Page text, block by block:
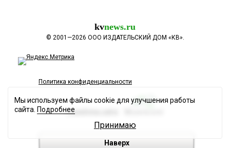
kvnews.ru
© 2001—2026 ООО ИЗДАТЕЛЬСКИЙ ДОМ «КВ».
Политика конфиденциальности
Разработка сайта
Наверх
Мы используем файлы cookie для улучшения работы
сайта. Подробнее
Принимаю